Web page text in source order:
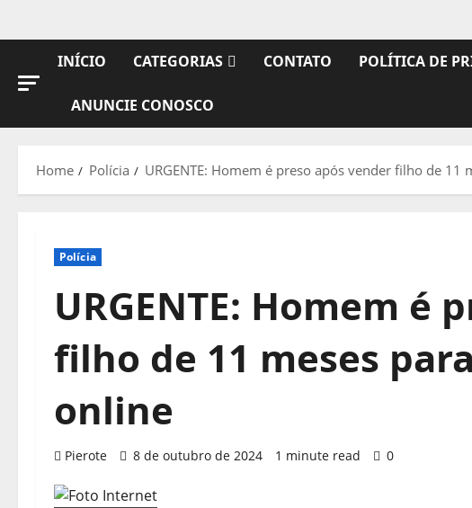
INÍCIO CATEGORIAS CONTATO POLÍTICA DE
ANUNCIE CONOSCO
Home Polícia URGENTE: Homem é preso após vender filho de 11
Polícia
URGENTE: Homem é
filho de 11 meses
online
Pierote 8 de outubro de 2024 1 minute read 0